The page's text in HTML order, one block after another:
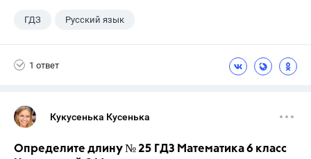
ГДЗ Русский язык
1 ответ
Кукусенька Кусенька
Определите длину № 25 ГДЗ Математика 6 класс